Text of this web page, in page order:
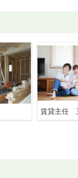
賃貸主任